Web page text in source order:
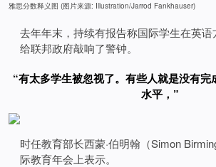
雅思分数释义图 (图片来源: Illustration/Jarrod Fankhauser)
去年年末，持续有报告称国际学生在英
给联邦政府敲响了警钟。
“有太多学生被忽视了。有些人就是没有完
水平，”
时任教育部长西蒙·伯明翰（Simon
际教育年会上表示。